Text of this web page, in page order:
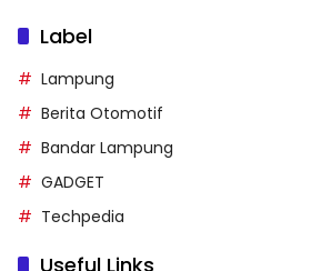
Label
Lampung
Berita Otomotif
Bandar Lampung
GADGET
Techpedia
Useful Links